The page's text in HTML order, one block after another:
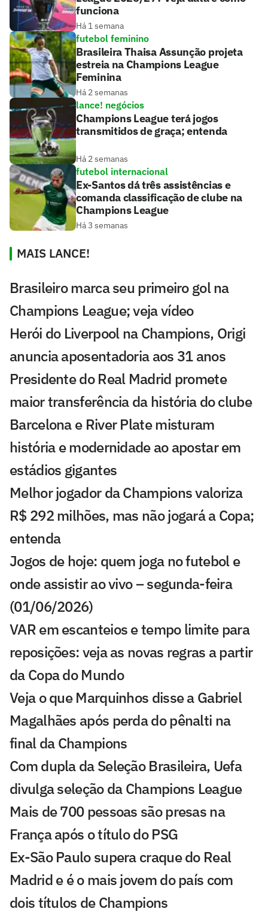
funciona
Há 1 semana
futebol feminino
Brasileira Thaisa Assunção projeta
estreia na Champions League
Feminina
Há 2 semanas
lance! negócios
Champions League terá jogos
transmitidos de graça; entenda
Há 2 semanas
futebol internacional
Ex-Santos dá três assistências e
comanda classificação de clube na
Champions League
Há 3 semanas
MAIS LANCE!
Brasileiro marca seu primeiro gol na
Champions League; veja vídeo
Herói do Liverpool na Champions, Origi
anuncia aposentadoria aos 31 anos
Presidente do Real Madrid promete
maior transferência da história do clube
Barcelona e River Plate misturam
história e modernidade ao apostar em
estádios gigantes
Melhor jogador da Champions valoriza
R$ 292 milhões, mas não jogará a Copa;
entenda
Jogos de hoje: quem joga no futebol e
onde assistir ao vivo – segunda-feira
(01/06/2026)
VAR em escanteios e tempo limite para
reposições: veja as novas regras a partir
da Copa do Mundo
Veja o que Marquinhos disse a Gabriel
Magalhães após perda do pênalti na
final da Champions
Com dupla da Seleção Brasileira, Uefa
divulga seleção da Champions League
Mais de 700 pessoas são presas na
França após o título do PSG
Ex-São Paulo supera craque do Real
Madrid e é o mais jovem do país com
dois títulos de Champions